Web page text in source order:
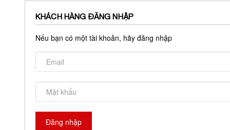
KHÁCH HÀNG ĐĂNG NHẬP
Nếu bạn có một tài khoản, hãy đăng nhập